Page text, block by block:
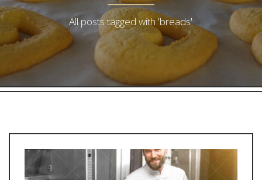
All posts tagged with 'breads'